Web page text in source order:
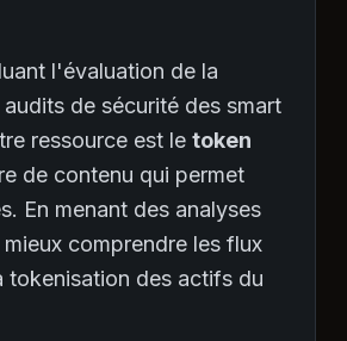
l'évaluation de la
de sécurité des smart
ressource est le token
de contenu qui permet
En menant des analyses
comprendre les flux
tokenisation des actifs du